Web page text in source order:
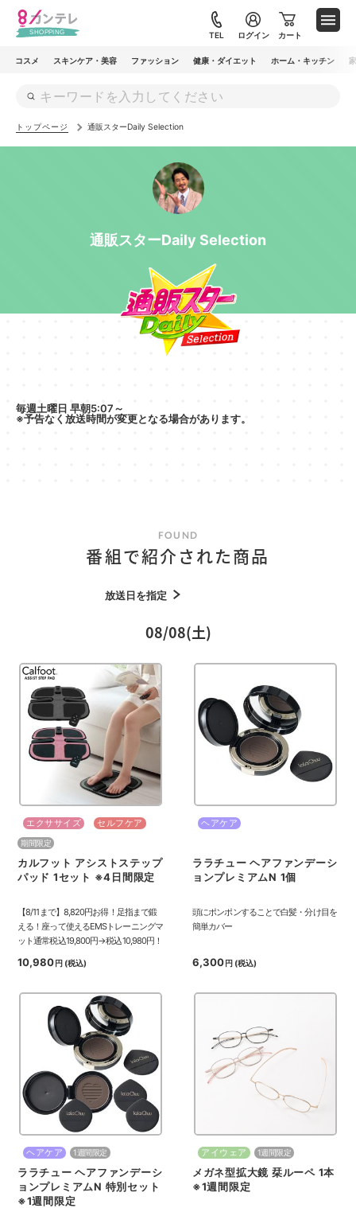
TEL ログイン カート
コスメ スキンケア・美容 ファッション 健康・ダイエット ホーム・キッチン
トップページ 通販スターDaily Selection
通販スターDaily Selection
毎週土曜日 早朝5:07～
※予告なく放送時間が変更となる場合があります。
FOUND
番組で紹介された商品
放送日を指定
08/08(土)
エクササイズ セルフケア
期間限定
カルフット アシストステップ
パッド 1セット ※4日間限定
【8/11まで】8,820円お得！足指まで鍛
える！座って使えるEMSトレーニングマ
ット通常税込19,800円→税込10,980円！
10,980円 (税込)
ヘアケア
ララチュー ヘアファンデーシ
ョンプレミアムN 1個
頭にポンポンすることで白髪・分け目を
簡単カバー
6,300円 (税込)
ヘアケア 1週間限定
ララチュー ヘアファンデーシ
ョンプレミアムN 特別セット
※1週間限定
アイウェア 1週間限定
メガネ型拡大鏡 栞ルーペ 1本
※1週間限定